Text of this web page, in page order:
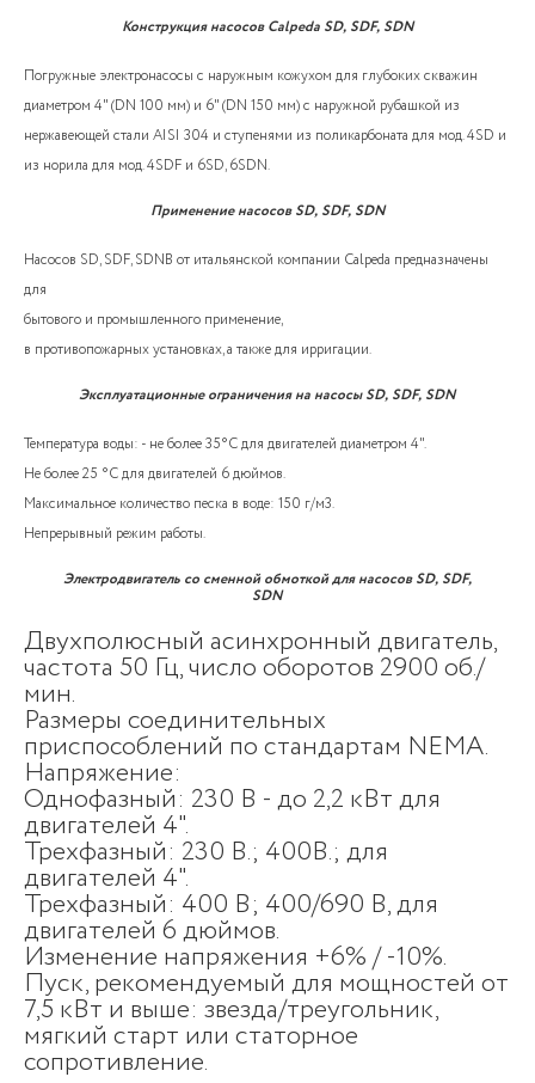
Конструкция насосов Calpeda SD, SDF, SDN
Погружные электронасосы с наружным кожухом для глубоких скважин
диаметром 4" (DN 100 мм) и 6" (DN 150 мм) с наружной рубашкой из
нержавеющей стали AISI 304 и ступенями из поликарбоната для мод. 4SD и
из норила для мод. 4SDF и 6SD, 6SDN.
Применение насосов SD, SDF, SDN
Насосов SD, SDF, SDNВ от итальянской компании Calpeda предназначены
для
бытового и промышленного применение,
в противопожарных установках, а также для ирригации.
Эксплуатационные ограничения на насосы SD, SDF, SDN
Температура воды: - не более 35°C для двигателей диаметром 4".
Не более 25 °C для двигателей 6 дюймов.
Максимальное количество песка в воде: 150 г/м3.
Непрерывный режим работы.
Электродвигатель со сменной обмоткой для насосов SD, SDF,
SDN
Двухполюсный асинхронный двигатель,
частота 50 Гц, число оборотов 2900 об./
мин.
Размеры соединительных
приспособлений по стандартам NEMA.
Напряжение:
Однофазный: 230 В - до 2,2 кВт для
двигателей 4".
Трехфазный: 230 В.; 400В.; для
двигателей 4".
Трехфазный: 400 В; 400/690 В, для
двигателей 6 дюймов.
Изменение напряжения +6% / -10%.
Пуск, рекомендуемый для мощностей от
7,5 кВт и выше: звезда/треугольник,
мягкий старт или статорное
сопротивление.